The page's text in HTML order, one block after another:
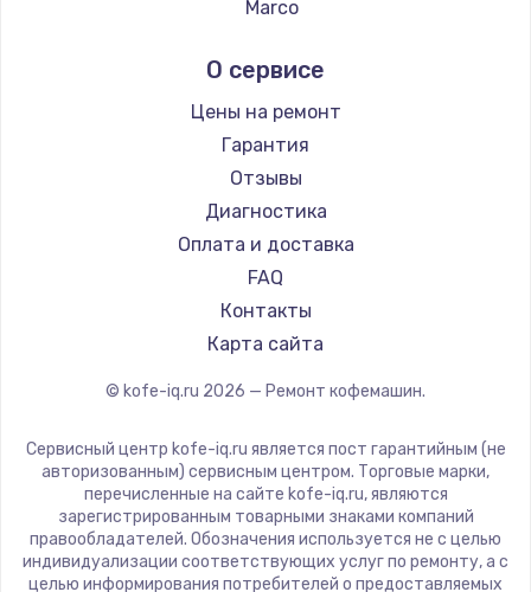
Ремонт кофемашин RED solution
Ремонт кофемашин Bravilor Bonamat
Ремонт кофемашин Vard
Ремонт кофемашин Tuvio
Ремонт кофемашин Carrera
Ремонт кофемашин Supra
Marco
Jura
Olympia
Saeco
La Cimbali
WMF
Yamaguchi
Nivona
Astoria
JVC
ROCKET MOZZAFIATO
Vivitek
Thomson
Hisense
DELTA
О сервисе
Цены на ремонт
Гарантия
Отзывы
Диагностика
Оплата и доставка
FAQ
Контакты
Карта сайта
© kofe-iq.ru 2026 — Ремонт кофемашин.
Сервисный центр kofe-iq.ru является пост гарантийным (не
авторизованным) сервисным центром. Торговые марки,
перечисленные на сайте kofe-iq.ru, являются
зарегистрированным товарными знаками компаний
правообладателей. Обозначения используется не с целью
индивидуализации соответствующих услуг по ремонту, а с
целью информирования потребителей о предоставляемых